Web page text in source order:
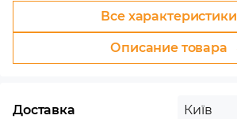
Все характеристики
Описание товара
Доставка Київ